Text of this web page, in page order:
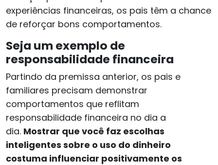
experiências financeiras, os pais têm a chance
de reforçar bons comportamentos.
Seja um exemplo de
responsabilidade financeira
Partindo da premissa anterior, os pais e
familiares precisam demonstrar
comportamentos que reflitam
responsabilidade financeira no dia a
dia. Mostrar que você faz escolhas
inteligentes sobre o uso do dinheiro
costuma influenciar positivamente os